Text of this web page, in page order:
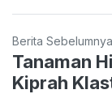
Berita Sebelumnya
Tanaman
Kiprah